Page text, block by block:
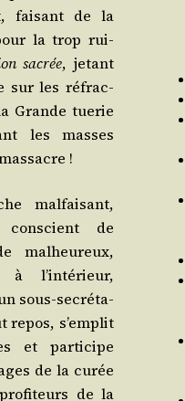
fai­sant de la
la trop rui­
sacrée, jetant
sur les réfrac­
Grande tue­rie
les masses
!
mal­fai­sant,
conscient de
mal­heu­reux,
l’in­té­rieur,
sous-secré­ta­
repos, s’emplit
et par­ti­cipe
de la curée
de la